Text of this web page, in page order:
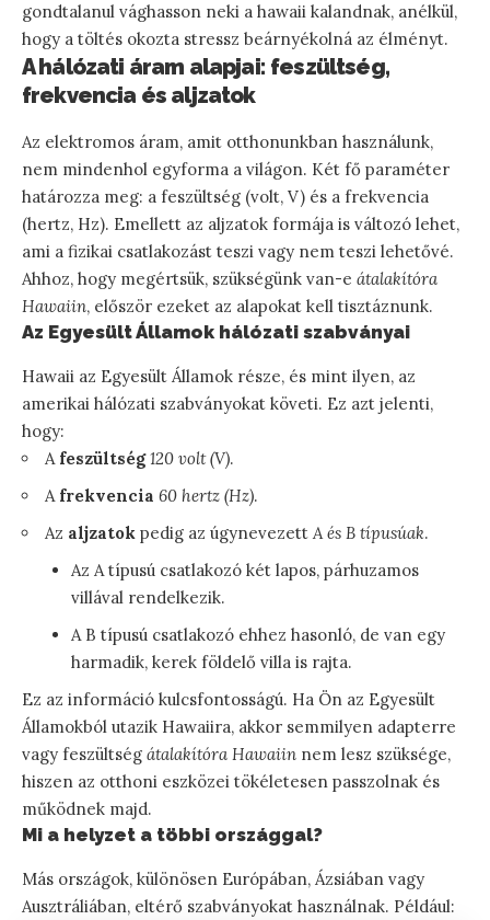
gondtalanul vághasson neki a hawaii kalandnak, anélkül,
hogy a töltés okozta stressz beárnyékolná az élményt.
A hálózati áram alapjai: feszültség,
frekvencia és aljzatok
Az elektromos áram, amit otthonunkban használunk,
nem mindenhol egyforma a világon. Két fő paraméter
határozza meg: a feszültség (volt, V) és a frekvencia
(hertz, Hz). Emellett az aljzatok formája is változó lehet,
ami a fizikai csatlakozást teszi vagy nem teszi lehetővé.
Ahhoz, hogy megértsük, szükségünk van-e átalakítóra
Hawaiin, először ezeket az alapokat kell tisztáznunk.
Az Egyesült Államok hálózati szabványai
Hawaii az Egyesült Államok része, és mint ilyen, az
amerikai hálózati szabványokat követi. Ez azt jelenti,
hogy:
A feszültség 120 volt (V).
A frekvencia 60 hertz (Hz).
Az aljzatok pedig az úgynevezett A és B típusúak.
Az A típusú csatlakozó két lapos, párhuzamos
villával rendelkezik.
A B típusú csatlakozó ehhez hasonló, de van egy
harmadik, kerek földelő villa is rajta.
Ez az információ kulcsfontosságú. Ha Ön az Egyesült
Államokból utazik Hawaiira, akkor semmilyen adapterre
vagy feszültség átalakítóra Hawaiin nem lesz szüksége,
hiszen az otthoni eszközei tökéletesen passzolnak és
működnek majd.
Mi a helyzet a többi országgal?
Más országok, különösen Európában, Ázsiában vagy
Ausztráliában, eltérő szabványokat használnak. Például: